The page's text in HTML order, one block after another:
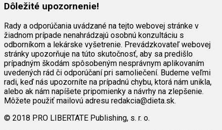
Dôležité upozornenie!
Rady a odporúčania uvádzané na tejto webovej stránke v
žiadnom prípade nenahrádzajú osobnú konzultáciu s
odborníkom a lekárske vyšetrenie. Prevádzkovateľ webovej
stránky upozorňuje na túto skutočnosť, aby sa predišlo
prípadným škodám spôsobeným nesprávnym aplikovaním
uvedených rád či odporúčaní pri samoliečení. Budeme veľmi
radi, keď nás upozorníte na prípadnú chybu, ktorá nám unikla,
alebo ak nám napíšete pripomienky a návrhy na zlepšenie.
Môžete použiť mailovú adresu redakcia@dieta.sk.
© 2018 PRO LIBERTATE Publishing, s. r. o.